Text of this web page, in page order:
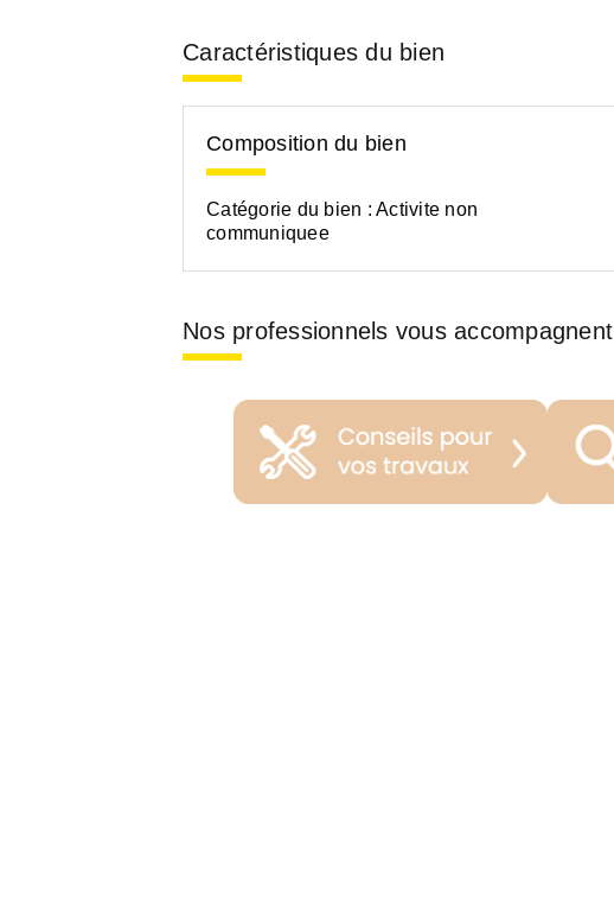
Caractéristiques du bien
Composition du bien
Catégorie du bien : Activite non
communiquee
Nos professionnels vous accompagnent